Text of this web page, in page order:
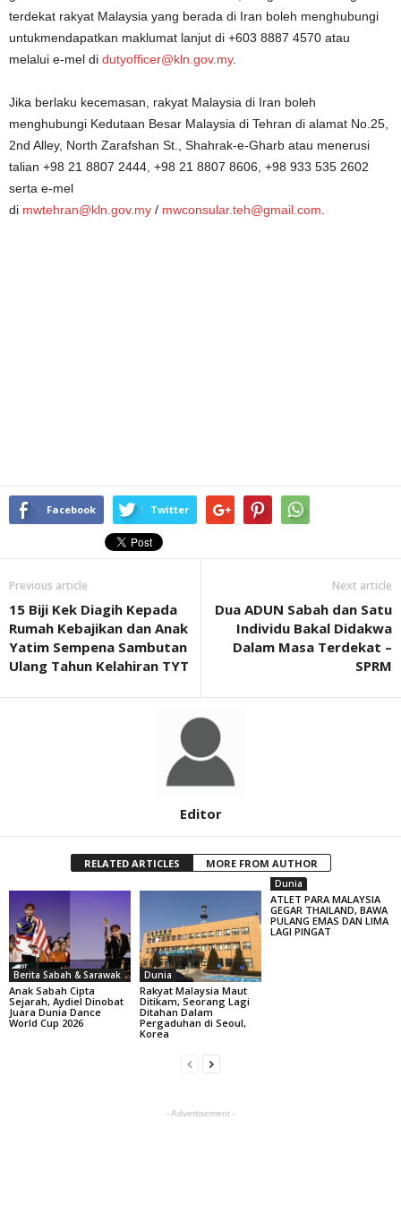
terdekat rakyat Malaysia yang berada di Iran boleh menghubungi
untukmendapatkan maklumat lanjut di +603 8887 4570 atau
melalui e-mel di dutyofficer@kln.gov.my.
Jika berlaku kecemasan, rakyat Malaysia di Iran boleh
menghubungi Kedutaan Besar Malaysia di Tehran di alamat No.25,
2nd Alley, North Zarafshan St., Shahrak-e-Gharb atau menerusi
talian +98 21 8807 2444, +98 21 8807 8606, +98 933 535 2602
serta e-mel
di mwtehran@kln.gov.my / mwconsular.teh@gmail.com.
Facebook Twitter
Previous article
15 Biji Kek Diagih Kepada
Rumah Kebajikan dan Anak
Yatim Sempena Sambutan
Ulang Tahun Kelahiran TYT
Next article
Dua ADUN Sabah dan Satu
Individu Bakal Didakwa
Dalam Masa Terdekat –
SPRM
Editor
RELATED ARTICLES MORE FROM AUTHOR
Berita Sabah & Sarawak
Anak Sabah Cipta
Sejarah, Aydiel Dinobat
Juara Dunia Dance
World Cup 2026
Dunia
Rakyat Malaysia Maut
Ditikam, Seorang Lagi
Ditahan Dalam
Pergaduhan di Seoul,
Korea
Dunia
ATLET PARA MALAYSIA
GEGAR THAILAND, BAWA
PULANG EMAS DAN LIMA
LAGI PINGAT
- Advertisement -